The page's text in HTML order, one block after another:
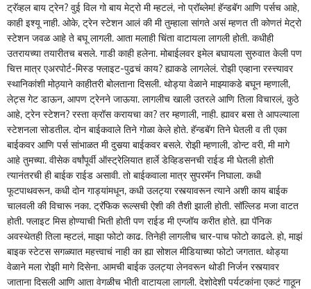
ट्रॅव्हल बाय ट्रेन? वुई विल गो बाय मेट्रो मी म्हटलं, नो प्रॉब्लेम! हॅन्डबॅग आणि पर्सच आहे,
काही इश्यू नाही. ओके, ट्रेन स्टेशन आलं की मी तुम्हाला सांगते असं म्हणत ती कोणतं मेट्रो
स्टेशन जवळ आहे ते बघू लागली. आता मलाही चिंता वाटायला लागली होती. कधीही
उतरायच्या तयारीतच बसले. गाडी काही हलेना. मोबाईलवर इमेल बघायला सुरुवात केली पण
चित्त मात्र एअरपोर्ट-मिस्ड फ्लाइट-पुढचं काय? ह्याकडे लागलेलं. रोझी एव्हाना रस्त्त्यावर
स्थानिकांशी मोठ्याने काहीतरी बोलताना दिसली. थोड्या वेळाने माझ्याकडे बघून म्हणाली,
लेट्स गेट डाऊन, आपण ट्रेनने जाऊया. लागलीच खाली उतरले आणि तिला विचारलं, कुठे
आहे, ट्रेन स्टेशन? रस्ता क्रॉस करायचा का? तर म्हणाली, नाही. ह्यावर बसा ते आपल्याला
स्टेशनला सोडतील. दोन बाईकवाले तिने गोळा केले होते. हॅन्डबॅग तिने घेतली व ती एका
बाईकवर आणि पर्स सांभाळत मी दुसर्‍या बाईकवर बसले. रोझी म्हणाली, डोन्ट वरी, मी मागे
आहे तुमच्या. वीसेक वर्षांपूर्वी ऑस्ट्रेलियात हार्ले डेव्हिडसनची राईड मी घेतली होती
त्यानंतरची ही बाईक राईड असावी. तो बाईकवाला मात्र सुपरमॅन निघाला. कधी
फूटपाथवरून, कधी दोन गाड्यांमधून, कधी उलट्या रस्त्यावरून त्याने अशी काय बाईक
चालवली की विचारू नका. ट्रॅफिक रूल्सची ऐशी की तैशी झाली होती. सॉल्लिड मजा वाटत
होती. फ्लाइट मिस होण्याची भिती होती पण राईड मी एन्जॉय करीत होते. ह्या पॅनिक
अवस्थेतही तिला म्हटलं, माझा फोटो काढ. तिनेही लागलीच चार-पाच फोटो काढले. हो, माझं
बाइक स्टेटस सगळ्यात महत्त्वाचं नाही का ह्या सोशल मीडियाच्या फोटो जगतात. थोड्या
वेळाने मला रोझी मागे दिसेना. आमची बाईक उलट्या लेनवरून थोडी निर्जन रस्त्यावर
जाताना दिसली आणि आता वेगळीच भीती वाटायला लागली. देशोदेशी पर्यटकांना एकटं गाठून